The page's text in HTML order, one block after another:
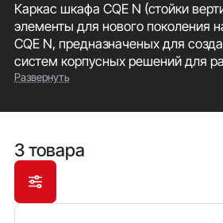
Каркас шкафа CQE N (стойки
элементы для нового поколения
CQE N, предназначеных для
систем корпусных решений для
электроэнергии для серий "RAM
Развернуть
3 товара